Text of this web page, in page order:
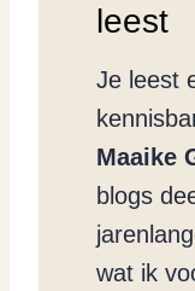
leest
Je leest
Maaike
blogs
wat ik